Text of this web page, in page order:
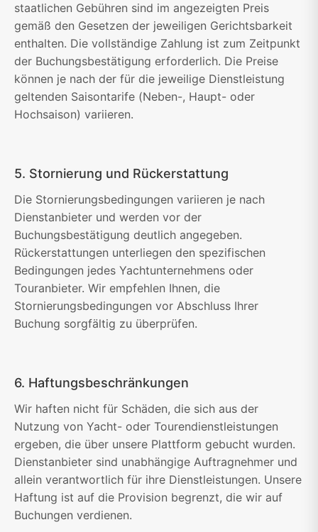
staatlichen Gebühren sind im angezeigten Preis
gemäß den Gesetzen der jeweiligen Gerichtsbarkeit
enthalten. Die vollständige Zahlung ist zum Zeitpunkt
der Buchungsbestätigung erforderlich. Die Preise
können je nach der für die jeweilige Dienstleistung
geltenden Saisontarife (Neben-, Haupt- oder
Hochsaison) variieren.
5. Stornierung und Rückerstattung
Die Stornierungsbedingungen variieren je nach
Dienstanbieter und werden vor der
Buchungsbestätigung deutlich angegeben.
Rückerstattungen unterliegen den spezifischen
Bedingungen jedes Yachtunternehmens oder
Touranbieter. Wir empfehlen Ihnen, die
Stornierungsbedingungen vor Abschluss Ihrer
Buchung sorgfältig zu überprüfen.
6. Haftungsbeschränkungen
Wir haften nicht für Schäden, die sich aus der
Nutzung von Yacht- oder Tourendienstleistungen
ergeben, die über unsere Plattform gebucht wurden.
Dienstanbieter sind unabhängige Auftragnehmer und
allein verantwortlich für ihre Dienstleistungen. Unsere
Haftung ist auf die Provision begrenzt, die wir auf
Buchungen verdienen.